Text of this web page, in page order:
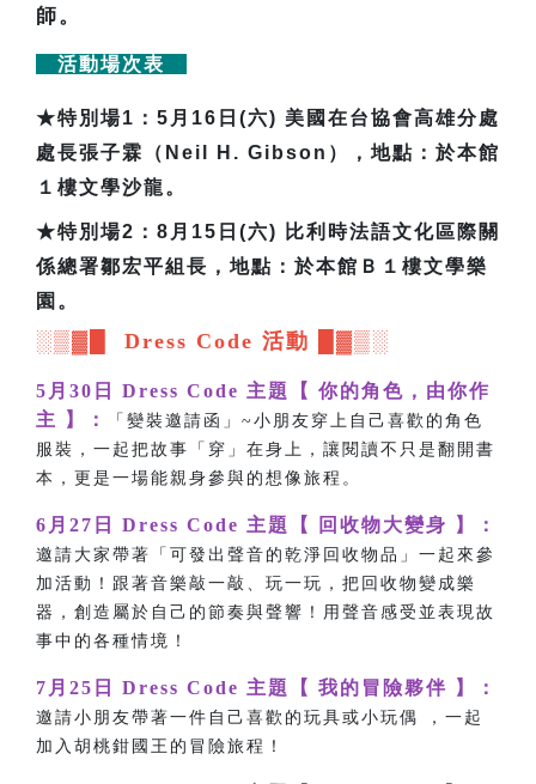
師。
活動場次表
★特別場1：5月16日(六) 美國在台協會高雄分處
處長張子霖（Neil H. Gibson），地點：於本館
１樓文學沙龍。
★特別場2：8月15日(六) 比利時法語文化區際關
係總署鄒宏平組長，地點：於本館Ｂ１樓文學樂
園。
░▒▓█ Dress Code 活動 █▓▒░
5月30日 Dress Code 主題【 你的角色，由你作
主 】：
「變裝邀請函」~小朋友穿上自己喜歡的角色
服裝，一起把故事「穿」在身上，讓閱讀不只是翻開書
本，更是一場能親身參與的想像旅程。
6月27日 Dress Code 主題【 回收物大變身 】：
邀請大家帶著「可發出聲音的乾淨回收物品」一起來參
加活動！跟著音樂敲一敲、玩一玩，把回收物變成樂
器，創造屬於自己的節奏與聲響！用聲音感受並表現故
事中的各種情境！
7月25日 Dress Code 主題【 我的冒險夥伴 】：
邀請小朋友帶著一件自己喜歡的玩具或小玩偶 ，一起
加入胡桃鉗國王的冒險旅程！